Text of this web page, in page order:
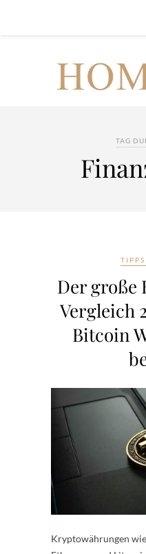
TAG
Der große
Vergleich
Bitcoin
Kryptowährungen